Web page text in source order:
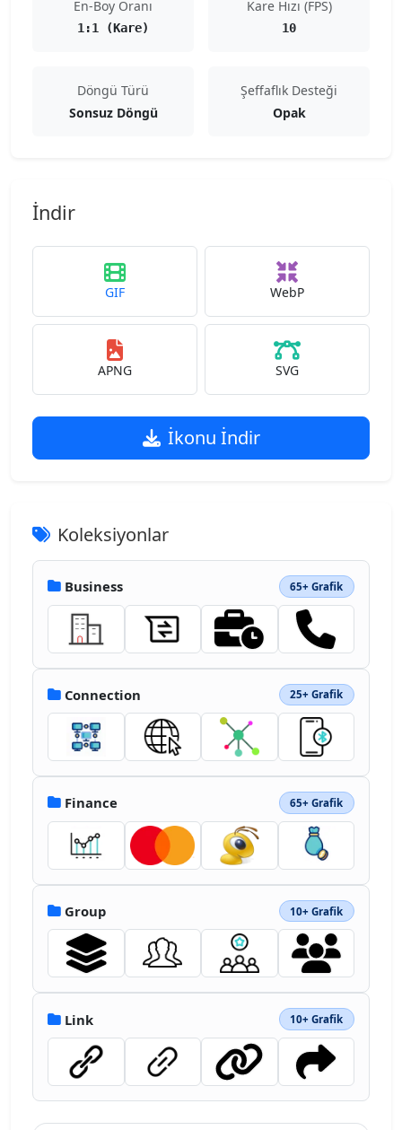
En-Boy Oranı
1:1 (Kare)
Kare Hızı (FPS)
10
Döngü Türü
Sonsuz Döngü
Şeffaflık Desteği
Opak
İndir
GIF WebP
APNG SVG
İkonu İndir
Koleksiyonlar
Business 65+ Grafik
Connection 25+ Grafik
Finance 65+ Grafik
Group 10+ Grafik
Link 10+ Grafik